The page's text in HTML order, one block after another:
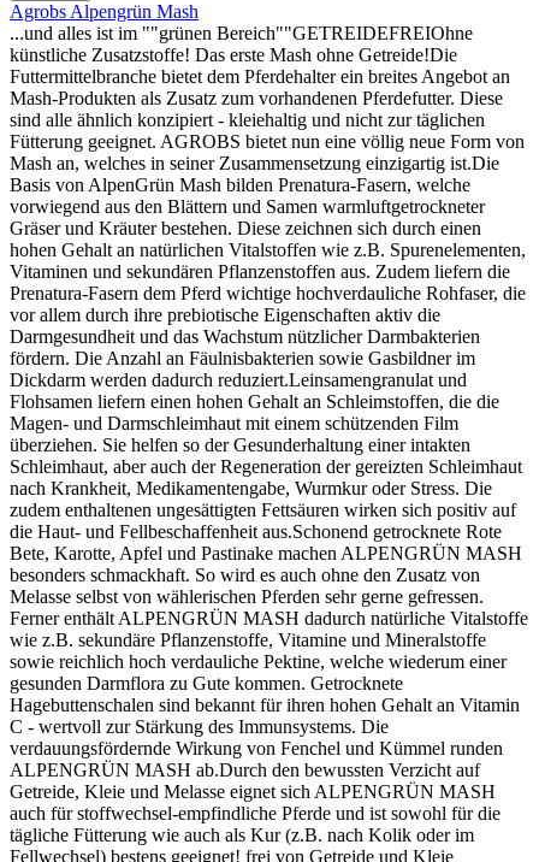
Agrobs Alpengrün Mash
...und alles ist im ""grünen Bereich""GETREIDEFREIOhne
künstliche Zusatzstoffe! Das erste Mash ohne Getreide!Die
Futtermittelbranche bietet dem Pferdehalter ein breites Angebot an
Mash-Produkten als Zusatz zum vorhandenen Pferdefutter. Diese
sind alle ähnlich konzipiert - kleiehaltig und nicht zur täglichen
Fütterung geeignet. AGROBS bietet nun eine völlig neue Form von
Mash an, welches in seiner Zusammensetzung einzigartig ist.Die
Basis von AlpenGrün Mash bilden Prenatura-Fasern, welche
vorwiegend aus den Blättern und Samen warmluftgetrockneter
Gräser und Kräuter bestehen. Diese zeichnen sich durch einen
hohen Gehalt an natürlichen Vitalstoffen wie z.B. Spurenelementen,
Vitaminen und sekundären Pflanzenstoffen aus. Zudem liefern die
Prenatura-Fasern dem Pferd wichtige hochverdauliche Rohfaser, die
vor allem durch ihre prebiotische Eigenschaften aktiv die
Darmgesundheit und das Wachstum nützlicher Darmbakterien
fördern. Die Anzahl an Fäulnisbakterien sowie Gasbildner im
Dickdarm werden dadurch reduziert.Leinsamengranulat und
Flohsamen liefern einen hohen Gehalt an Schleimstoffen, die die
Magen- und Darmschleimhaut mit einem schützenden Film
überziehen. Sie helfen so der Gesunderhaltung einer intakten
Schleimhaut, aber auch der Regeneration der gereizten Schleimhaut
nach Krankheit, Medikamentengabe, Wurmkur oder Stress. Die
zudem enthaltenen ungesättigten Fettsäuren wirken sich positiv auf
die Haut- und Fellbeschaffenheit aus.Schonend getrocknete Rote
Bete, Karotte, Apfel und Pastinake machen ALPENGRÜN MASH
besonders schmackhaft. So wird es auch ohne den Zusatz von
Melasse selbst von wählerischen Pferden sehr gerne gefressen.
Ferner enthält ALPENGRÜN MASH dadurch natürliche Vitalstoffe
wie z.B. sekundäre Pflanzenstoffe, Vitamine und Mineralstoffe
sowie reichlich hoch verdauliche Pektine, welche wiederum einer
gesunden Darmflora zu Gute kommen. Getrocknete
Hagebuttenschalen sind bekannt für ihren hohen Gehalt an Vitamin
C - wertvoll zur Stärkung des Immunsystems. Die
verdauungsfördernde Wirkung von Fenchel und Kümmel runden
ALPENGRÜN MASH ab.Durch den bewussten Verzicht auf
Getreide, Kleie und Melasse eignet sich ALPENGRÜN MASH
auch für stoffwechsel-empfindliche Pferde und ist sowohl für die
tägliche Fütterung wie auch als Kur (z.B. nach Kolik oder im
Fellwechsel) bestens geeignet! frei von Getreide und Kleie